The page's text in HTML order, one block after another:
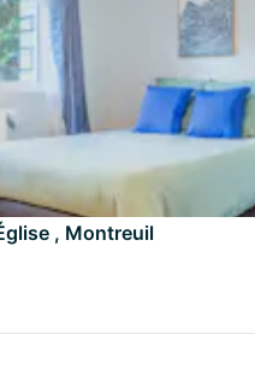
, Montreuil